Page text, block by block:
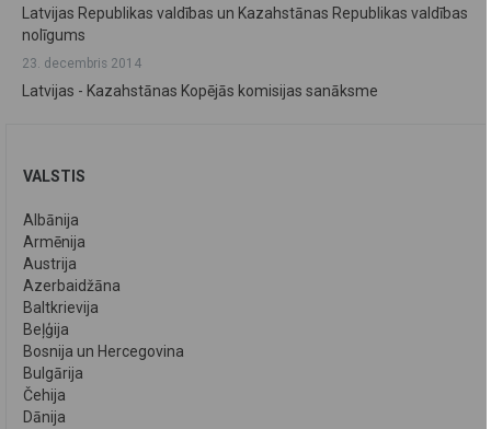
Latvijas Republikas valdības un Kazahstānas Republikas valdības
nolīgums
23. decembris 2014
Latvijas - Kazahstānas Kopējās komisijas sanāksme
VALSTIS
Albānija
Armēnija
Austrija
Azerbaidžāna
Baltkrievija
Beļģija
Bosnija un Hercegovina
Bulgārija
Čehija
Dānija